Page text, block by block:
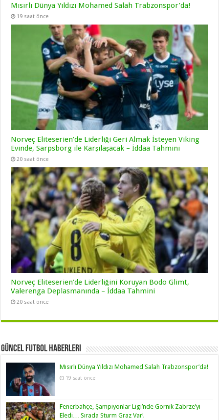
Mısırlı Dünya Yıldızı Mohamed Salah Trabzonspor’da!
19 saat önce
Norveç Eliteserien’de Liderliği Geri Almak İsteyen Viking
Evinde, Sarpsborg ile Karşılaşacak – İddaa Tahmini
20 saat önce
Norveç Eliteserien’de Liderliğini Koruyan Bodo Glimt,
Valerenga Deplasmanında – İddaa Tahmini
20 saat önce
Güncel Futbol Haberleri
Mısırlı Dünya Yıldızı Mohamed Salah Trabzonspor’da!
19 saat önce
Fenerbahçe, Şampiyonlar Ligi’nde Gornik Zabrze’yi
Eledi… Sırada Sturm Graz Var!